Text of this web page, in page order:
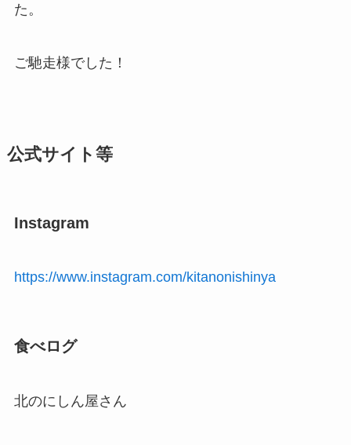
た。
ご馳走様でした！
公式サイト等
Instagram
https://www.instagram.com/kitanonishinya
食べログ
北のにしん屋さん